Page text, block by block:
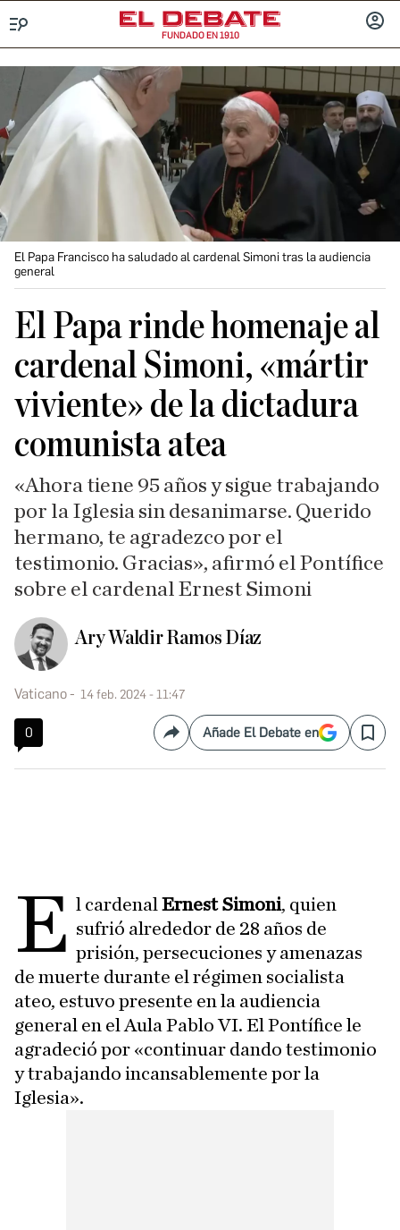
FUNDADO EN 1910
El Papa Francisco ha saludado al cardenal Simoni tras la audiencia
general
El Papa rinde homenaje al
cardenal Simoni, «mártir
viviente» de la dictadura
comunista atea
«Ahora tiene 95 años y sigue trabajando
por la Iglesia sin desanimarse. Querido
hermano, te agradezco por el
testimonio. Gracias», afirmó el Pontífice
sobre el cardenal Ernest Simoni
Ary Waldir Ramos Díaz
Vaticano 14 feb. 2024 - 11:47
0 CompartirAñade El Debate en Save
E l cardenalErnest Simoni, quien
sufrió alrededor de 28 años de
prisión, persecuciones y amenazas
de muerte durante el régimen socialista
ateo, estuvo presente en la audiencia
general en el Aula Pablo VI. El Pontífice le
agradeció por «continuar dando testimonio
y trabajando incansablemente por la
Iglesia».